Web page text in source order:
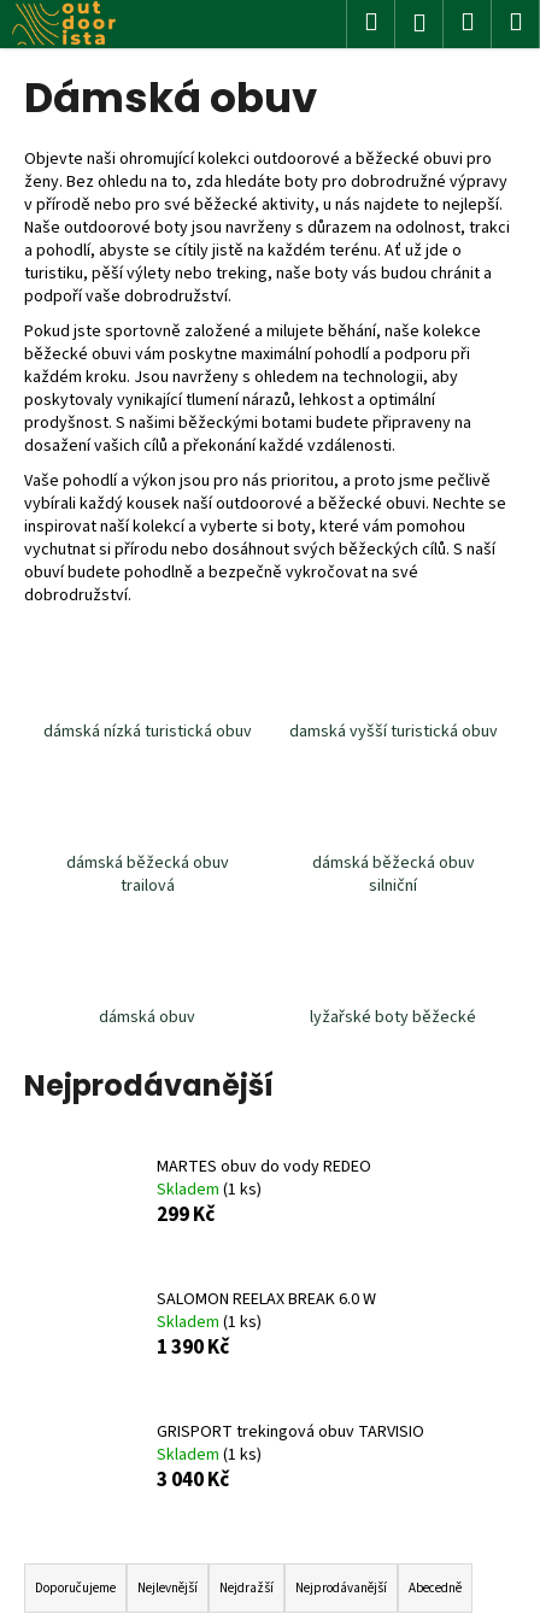
Přejít
na
obsah
HledatPřihlášení
Dámská obuv
Objevte naši ohromující kolekci outdoorové a běžecké obuvi pro
ženy. Bez ohledu na to, zda hledáte boty pro dobrodružné výpravy
v přírodě nebo pro své běžecké aktivity, u nás najdete to nejlepší.
Naše outdoorové boty jsou navrženy s důrazem na odolnost, trakci
a pohodlí, abyste se cítily jistě na každém terénu. Ať už jde o
turistiku, pěší výlety nebo treking, naše boty vás budou chránit a
podpoří vaše dobrodružství.
Pokud jste sportovně založené a milujete běhání, naše kolekce
běžecké obuvi vám poskytne maximální pohodlí a podporu při
každém kroku. Jsou navrženy s ohledem na technologii, aby
poskytovaly vynikající tlumení nárazů, lehkost a optimální
prodyšnost. S našimi běžeckými botami budete připraveny na
dosažení vašich cílů a překonání každé vzdálenosti.
Vaše pohodlí a výkon jsou pro nás prioritou, a proto jsme pečlivě
vybírali každý kousek naší outdoorové a běžecké obuvi. Nechte se
inspirovat naší kolekcí a vyberte si boty, které vám pomohou
vychutnat si přírodu nebo dosáhnout svých běžeckých cílů. S naší
obuví budete pohodlně a bezpečně vykročovat na své
dobrodružství.
dámská nízká turistická obuv damská vyšší turistická obuv
dámská běžecká obuv
trailová
dámská běžecká obuv
silniční
dámská obuv lyžařské boty běžecké
Nejprodávanější
MARTES obuv do vody REDEO
Skladem (1 ks)
299 Kč
SALOMON REELAX BREAK 6.0 W
Skladem (1 ks)
1 390 Kč
GRISPORT trekingová obuv TARVISIO
Skladem (1 ks)
3 040 Kč
Ř
a
Doporučujeme Nejlevnější Nejdražší Nejprodávanější Abecedně
K
o
o
p
o
t
ř
e
b
u
j
e
t
e
n
a
j
č